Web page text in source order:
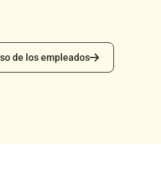
los empleados
de los empleados